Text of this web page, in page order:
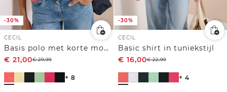
-30%
CECIL
Basis polo met korte mouwen
€ 21,00€29,99
+ 8
-30%
CECIL
Basic shirt in tuniekstijl
€ 16,00€22,99
+ 4